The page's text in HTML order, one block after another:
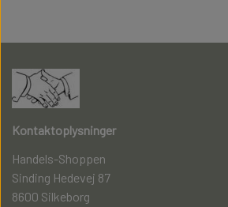
Kontaktoplysninger
Handels-Shoppen
Sinding Hedevej 87
8600 Silkeborg